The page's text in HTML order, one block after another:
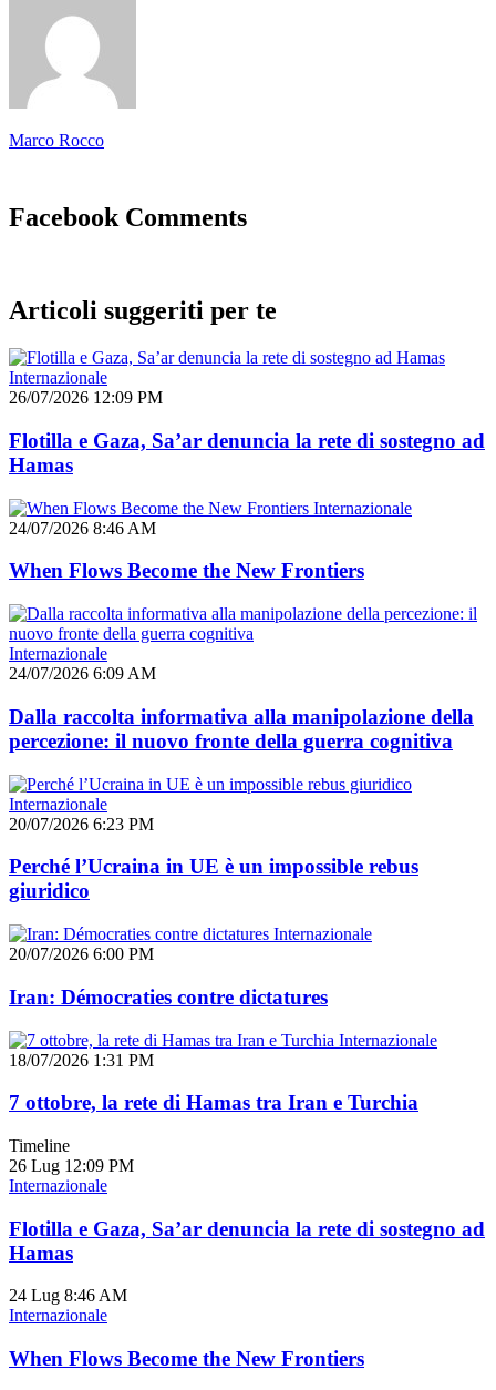
Marco Rocco
Facebook Comments
Articoli suggeriti per te
Internazionale
26/07/2026 12:09 PM
Flotilla e Gaza, Sa’ar denuncia la rete di sostegno ad
Hamas
Internazionale
24/07/2026 8:46 AM
When Flows Become the New Frontiers
Internazionale
24/07/2026 6:09 AM
Dalla raccolta informativa alla manipolazione della
percezione: il nuovo fronte della guerra cognitiva
Internazionale
20/07/2026 6:23 PM
Perché l’Ucraina in UE è un impossible rebus
giuridico
Internazionale
20/07/2026 6:00 PM
Iran: Démocraties contre dictatures
Internazionale
18/07/2026 1:31 PM
7 ottobre, la rete di Hamas tra Iran e Turchia
Timeline
26 Lug 12:09 PM
Internazionale
Flotilla e Gaza, Sa’ar denuncia la rete di sostegno ad
Hamas
24 Lug 8:46 AM
Internazionale
When Flows Become the New Frontiers